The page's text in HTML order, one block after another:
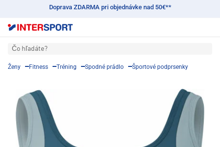
Doprava ZDARMA pri objednávke nad 50€**
Čo hľadáte?
Ženy Fitness Tréning Spodné prádlo Športové podprsenky